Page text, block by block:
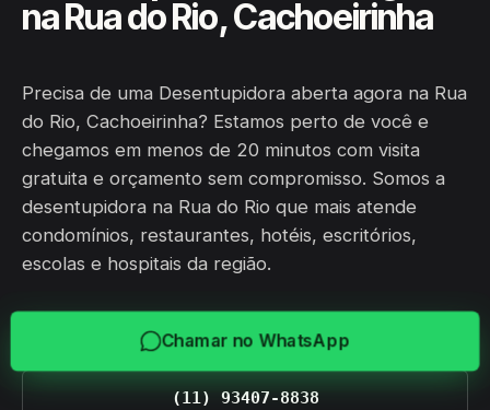
na Rua do Rio, Cachoeirinha
Precisa de uma Desentupidora aberta agora na Rua
do Rio, Cachoeirinha? Estamos perto de você e
chegamos em menos de 20 minutos com visita
gratuita e orçamento sem compromisso. Somos a
desentupidora na Rua do Rio que mais atende
condomínios, restaurantes, hotéis, escritórios,
escolas e hospitais da região.
Chamar no WhatsApp
(11) 93407-8838